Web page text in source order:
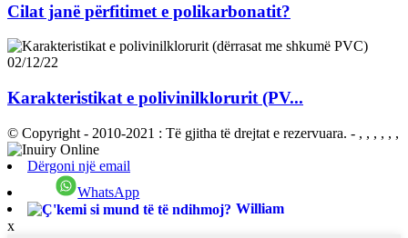
Cilat janë përfitimet e polikarbonatit?
02/12/22
Karakteristikat e polivinilklorurit (PV...
© Copyright - 2010-2021 : Të gjitha të drejtat e rezervuara. - , , , , , ,
Dërgoni një email
WhatsApp
William
x